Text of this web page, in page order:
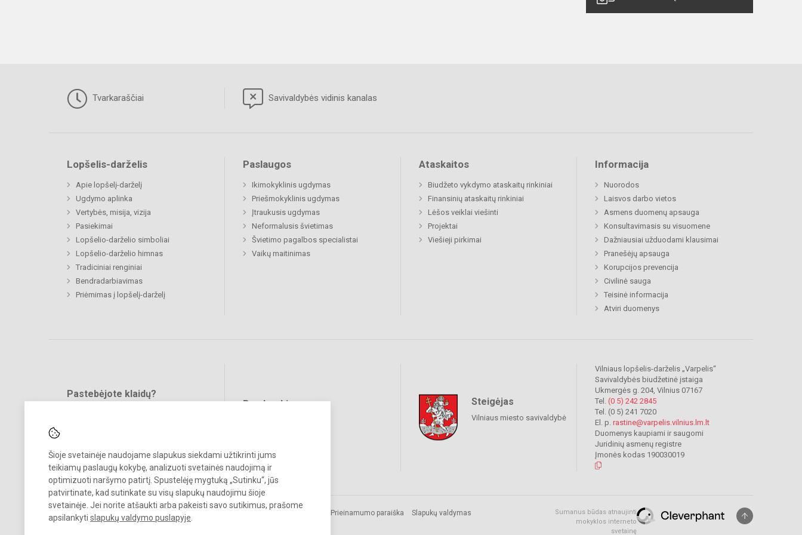
Šioje svetainėje naudojame slapukus siekdami užtikrinti jums
teikiamų paslaugų kokybę, analizuoti svetainės naudojimą ir
optimizuoti naršymo patirtį. Spustelėję mygtuką „Sutinku“, jūs
patvirtinate, kad sutinkate su visų slapukų naudojimu šioje
svetainėje. Jei norite atšaukti arba pakeisti savo sutikimus, prašome
apsilankyti slapukų valdymo puslapyje
Tvarkaraščiai Savivaldybės vidinis kanalas
Lopšelis-darželis
Apie lopšelį-darželį
Ugdymo aplinka
Vertybės, misija, vizija
Pasiekimai
Lopšelio-darželio simboliai
Lopšelio-darželio himnas
Tradiciniai renginiai
Bendradarbiavimas
Priėmimas į lopšelį-darželį
Paslaugos
Ikimokyklinis ugdymas
Priešmokyklinis ugdymas
Įtraukusis ugdymas
Neformalusis švietimas
Švietimo pagalbos specialistai
Vaikų maitinimas
Ataskaitos
Biudžeto vykdymo ataskaitų rinkiniai
Finansinių ataskaitų rinkiniai
Lėšos veiklai viešinti
Projektai
Viešieji pirkimai
Informacija
Nuorodos
Laisvos darbo vietos
Asmens duomenų apsauga
Konsultavimasis su visuomene
Dažniausiai užduodami klausimai
Pranešėjų apsauga
Korupcijos prevencija
Civilinė sauga
Teisinė informacija
Atviri duomenys
Pastebėjote klaidų?
Bendraukime Steigėjas
Vilniaus miesto savivaldybė
Vilniaus lopšelis-darželis „Varpelis“
Savivaldybės biudžetinė įstaiga
Ukmergės g. 204, Vilnius 07167
Tel. (0 5) 242 2845
Tel. (0 5) 241 7020
El. p. rastine@varpelis.vilnius.lm.lt
Duomenys kaupiami ir saugomi
Juridinių asmenų registre
Įmonės kodas 190030019
© 2023. Vilniaus lopšelis-darželis „Varpelis“. Visos teisės saugomos.
Kopijuoti turinį be raštiško įstaigos administracijos sutikimo griežtai
Prieinamumo paraiška Slapukų valdymas
Sumanus būdas atnaujinti
mokyklos interneto
svetainę